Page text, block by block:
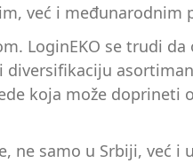
već i međunarodnim
LoginEKO se trudi
koja može doprineti
ne samo u Srbiji, već i